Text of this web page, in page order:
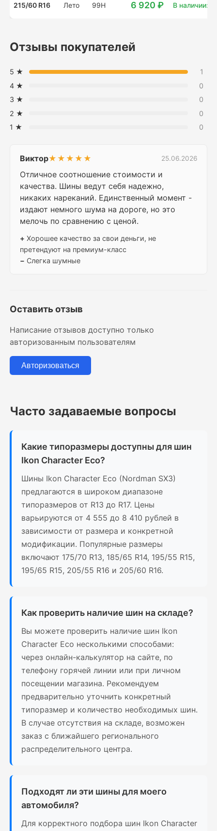
215/60 R16 Лето 99H 6 920 ₽ В наличии:
Отзывы покупателей
5 ★
1
4 ★
0
3 ★
0
2 ★
0
1 ★
0
Виктор★★★★★ 25.06.2026
Отличное соотношение стоимости и
качества. Шины ведут себя надежно,
никаких нареканий. Единственный момент -
издают немного шума на дороге, но это
мелочь по сравнению с ценой.
+ Хорошее качество за свои деньги, не
претендуют на премиум-класс
− Слегка шумные
Оставить отзыв
Написание отзывов доступно только
авторизованным пользователям
Авторизоваться
Часто задаваемые вопросы
Какие типоразмеры доступны для шин
Ikon Character Eco?
Шины Ikon Character Eco (Nordman SX3)
предлагаются в широком диапазоне
типоразмеров от R13 до R17. Цены
варьируются от 4 555 до 8 410 рублей в
зависимости от размера и конкретной
модификации. Популярные размеры
включают 175/70 R13, 185/65 R14, 195/55 R15,
195/65 R15, 205/55 R16 и 205/60 R16.
Как проверить наличие шин на складе?
Вы можете проверить наличие шин Ikon
Character Eco несколькими способами:
через онлайн-калькулятор на сайте, по
телефону горячей линии или при личном
посещении магазина. Рекомендуем
предварительно уточнить конкретный
типоразмер и количество необходимых шин.
В случае отсутствия на складе, возможен
заказ с ближайшего регионального
распределительного центра.
Подходят ли эти шины для моего
автомобиля?
Для корректного подбора шин Ikon Character